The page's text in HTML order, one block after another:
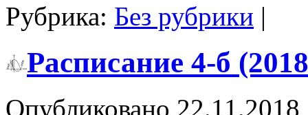
Рубрика: Без рубрики |
Расписание 4-б
Опубликовано 22.11.2018